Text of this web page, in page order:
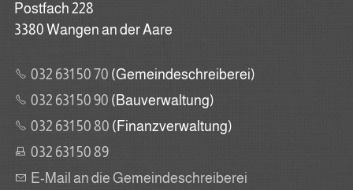
Postfach 228
3380 Wangen an der Aare
032 631 50 70 (Gemeindeschreiberei)
032 631 50 90 (Bauverwaltung)
032 631 50 80 (Finanzverwaltung)
032 631 50 89
E-Mail an die Gemeindeschreiberei